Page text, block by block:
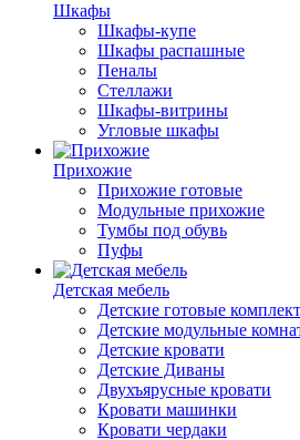
Шкафы
Шкафы-купе
Шкафы распашные
Пеналы
Стеллажи
Шкафы-витрины
Угловые шкафы
Прихожие
Прихожие готовые
Модульные прихожие
Тумбы под обувь
Пуфы
Детская мебель
Детские готовые
Детские модульные
Детские кровати
Детские Диваны
Двухъярусные кровати
Кровати машинки
Кровати чердаки